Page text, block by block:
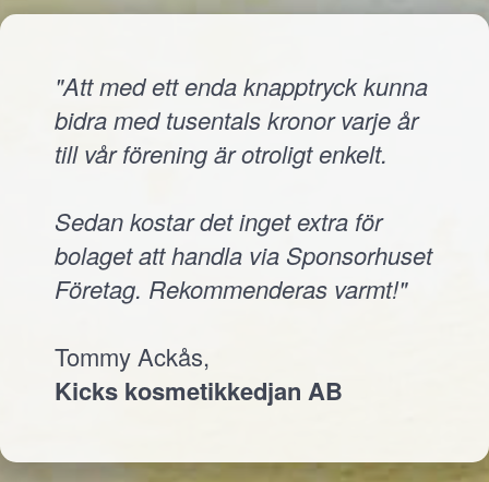
"Att med ett enda knapptryck kunna
bidra med tusentals kronor varje år
till vår förening är otroligt enkelt.
Sedan kostar det inget extra för
bolaget att handla via Sponsorhuset
Företag. Rekommenderas varmt!"
Tommy Ackås,
Kicks kosmetikkedjan AB